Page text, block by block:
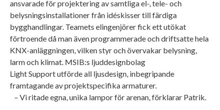
ansvarade för projektering av samtliga el-, tele- och
belysningsinstallationer från idéskisser till färdiga
bygghandlingar. Teamets elingenjörer fick ett utökat
förtroende då man även programmerade och driftsatte hela
KNX-anläggningen, vilken styr och övervakar belysning,
larm och klimat. MSIB:s ljuddesignbolag
Light Support utförde all ljusdesign, inbegripande
framtagande av projektspecifika armaturer.
– Vi ritade egna, unika lampor för arenan, förklarar Patrik.